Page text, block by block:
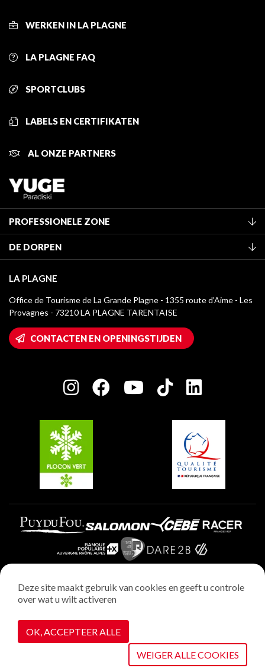
WERKEN IN LA PLAGNE
LA PLAGNE FAQ
SPORTCLUBS
LABELS EN CERTIFIKATEN
AL ONZE PARTNERS
PROFESSIONELE ZONE
Classificatie van de gemeubileerde accommodaties
Verblijfstaks
Mediatheek
La Plagne logo's
Wifi toegang
Huis van de eigenaar
Charter van toegewijde spelers
DE DORPEN
Champagny-en-Vanoise
Montchavin - Les Coches
Plagne 1800
Plagne Villages
Plagne Aime 2000
LA PLAGNE
Office de Tourisme de La Grande Plagne - 1355 route d’Aime - Les
Provagnes - 73210 LA PLAGNE TARENTAISE
CONTACTEN EN OPENINGSTIJDEN
Wettelijke vermeldingen
Privacybeleid
Realisatie : StudioJuillet
Cookiebeheer
Deze site maakt gebruik van cookies en geeft u controle
over wat u wilt activeren
OK, ACCEPTEER ALLE
WEIGER ALLE COOKIES